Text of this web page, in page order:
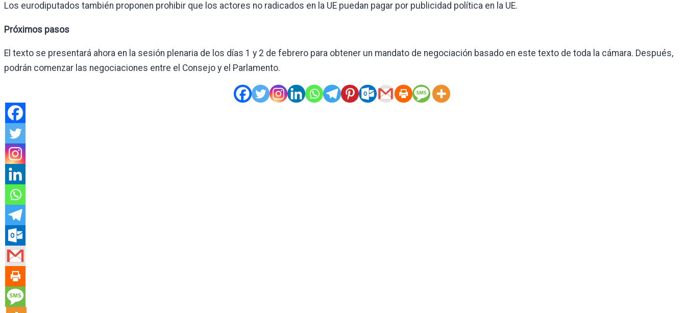
Los eurodiputados también proponen prohibir que los actores no radicados en la UE puedan pagar por publicidad política en la UE.
Próximos pasos
El texto se presentará ahora en la sesión plenaria de los días 1 y 2 de febrero para obtener un mandato de negociación basado en este texto de toda la cámara. Después,
podrán comenzar las negociaciones entre el Consejo y el Parlamento.